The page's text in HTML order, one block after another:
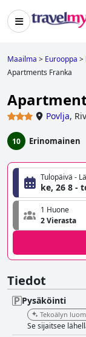
Maailma > Eurooppa >
Apartments Franka
Povlja,
10 Erinomainen
Tulopäivä -
ke, 26 8 -
1 Huone
2 Vierasta
Tiedot
Pysäköinti
Tekoälyn
Se sijaitsee